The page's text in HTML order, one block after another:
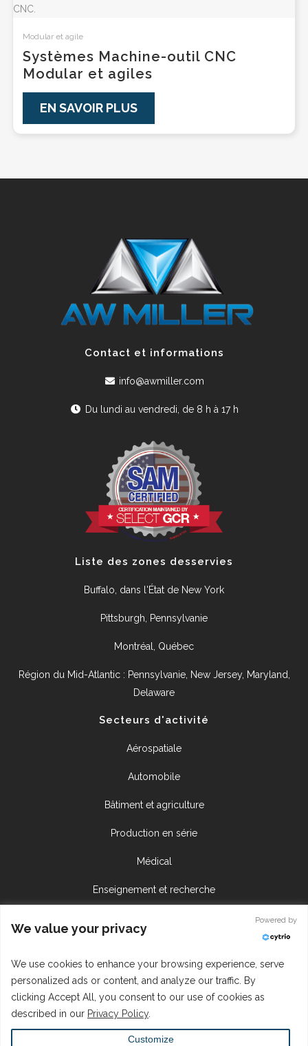
Modular et agile
Systèmes Machine-outil CNC
Modular et agiles
EN SAVOIR PLUS
Contact et informations
info@awmiller.com
Du lundi au vendredi, de 8 h à 17 h
Liste des zones desservies
Buffalo, dans l'État de New York
Pittsburgh, Pennsylvanie
Montréal, Québec
Région du Mid-Atlantic : Pennsylvanie, New Jersey, Maryland,
Delaware
Secteurs d'activité
Aérospatiale
Automobile
Bâtiment et agriculture
Production en série
Médical
Enseignement et recherche
Appel d'offres
We value your privacy
Powered by
We use cookies to enhance your browsing experience, serve
personalized ads or content, and analyze our traffic. By
clicking Accept All, you consent to our use of cookies as
described in our Privacy Policy.
Customize